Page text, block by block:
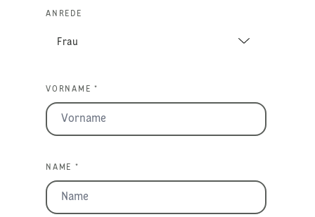
ANREDE
VORNAME *
NAME *